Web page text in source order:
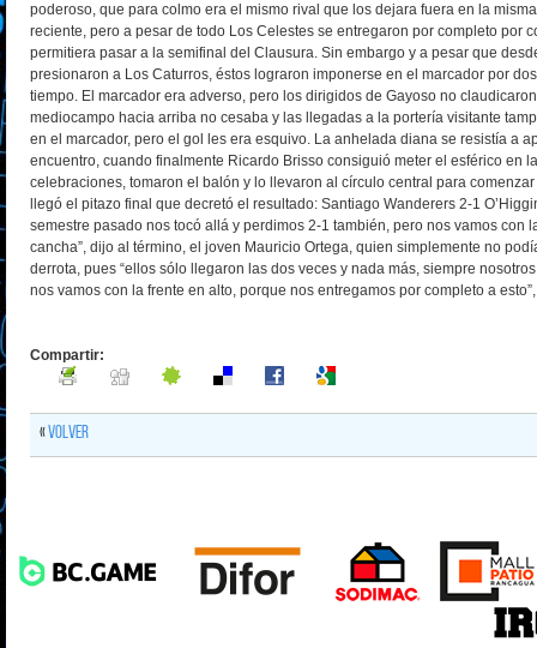
poderoso, que para colmo era el mismo rival que los dejara fuera en la
reciente, pero a pesar de todo Los Celestes se entregaron por completo por
permitiera pasar a la semifinal del Clausura. Sin embargo y a pesar que
presionaron a Los Caturros, éstos lograron imponerse en el marcador por
tiempo. El marcador era adverso, pero los dirigidos de Gayoso no
mediocampo hacia arriba no cesaba y las llegadas a la portería visitante
en el marcador, pero el gol les era esquivo. La anhelada diana se resistía a
encuentro, cuando finalmente Ricardo Brisso consiguió meter el esférico en
celebraciones, tomaron el balón y lo llevaron al círculo central para
llegó el pitazo final que decretó el resultado: Santiago Wanderers 2-1
semestre pasado nos tocó allá y perdimos 2-1 también, pero nos vamos con
cancha”, dijo al término, el joven Mauricio Ortega, quien simplemente no
derrota, pues “ellos sólo llegaron las dos veces y nada más, siempre
nos vamos con la frente en alto, porque nos entregamos por completo a
Compartir:
«Volver